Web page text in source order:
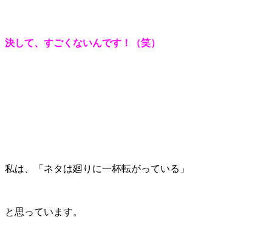
決して、すごくないんです！（笑）
私は、「ネタは廻りに一杯転がっている」
と思っています。